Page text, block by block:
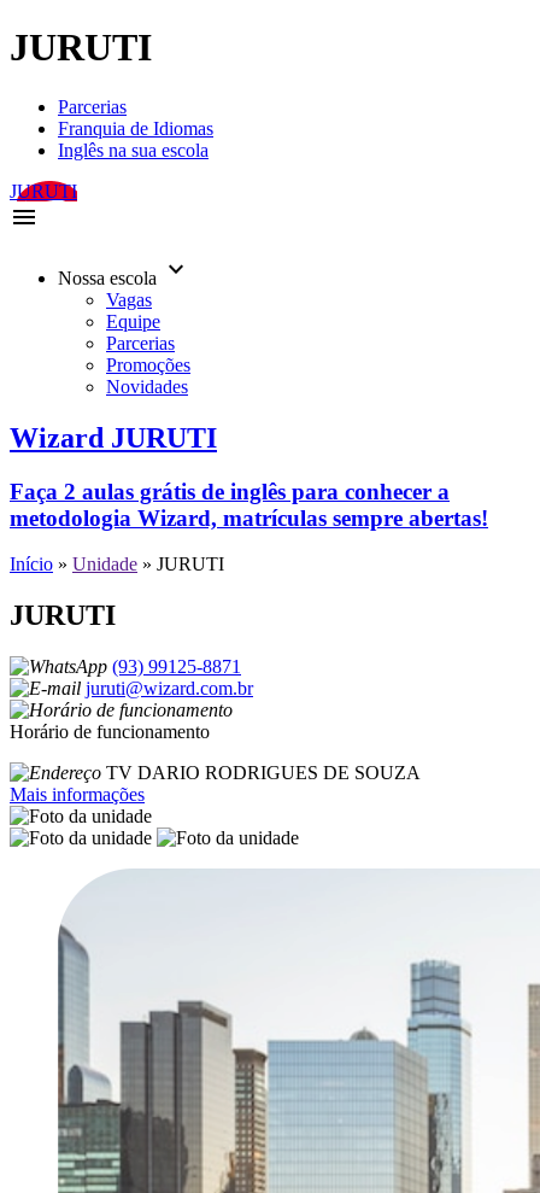
JURUTI
Parcerias
Franquia de Idiomas
Inglês na sua escola
JURUTI
menu
Nossa escola keyboard_arrow_down
Vagas
Equipe
Parcerias
Promoções
Novidades
Wizard JURUTI
Faça 2 aulas grátis de inglês para conhecer a
metodologia Wizard, matrículas sempre abertas!
Início » Unidade » JURUTI
JURUTI
(93) 99125-8871
juruti@wizard.com.br
Horário de funcionamento
TV DARIO RODRIGUES DE SOUZA
Mais informações